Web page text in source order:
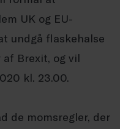
UK og EU-
undgå flaskehalse
Brexit, og vil
kl. 23.00.
de momsregler, der